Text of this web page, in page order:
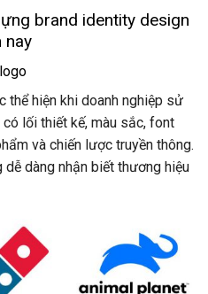
brand identity design
nay
thể hiện khi doanh nghiệp sử
lối thiết kế, màu sắc, font
và chiến lược truyền thông.
dàng nhận biết thương hiệu